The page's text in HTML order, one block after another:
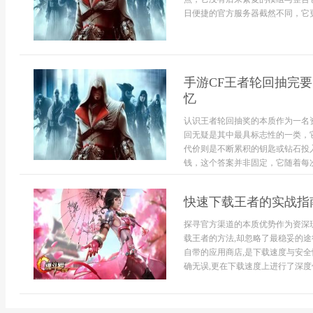
日便捷的官方服务器截然不同，
手游CF王者轮回抽完
忆
认识王者轮回抽奖的本质作为一
回无疑是其中最具标志性的一类
代价则是不断累积的钥匙或钻石
钱，这个答案并非固定，它随着每
快速下载王者的实战
探寻官方渠道的本质优势作为资
载王者的方法,却忽略了最稳妥的
自带的应用商店,是下载速度与安
确无误,更在下载速度上进行了深